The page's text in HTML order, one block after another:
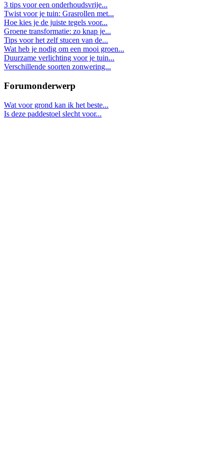
3 tips voor een onderhoudsvrije...
Twist voor je tuin: Grasrollen met...
Hoe kies je de juiste tegels voor...
Groene transformatie: zo knap je...
Tips voor het zelf stucen van de...
Wat heb je nodig om een mooi groen...
Duurzame verlichting voor je tuin...
Verschillende soorten zonwering...
Forumonderwerp
Wat voor grond kan ik het beste...
Is deze paddestoel slecht voor...